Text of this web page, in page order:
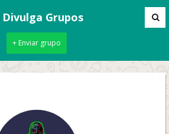
Grupos
+ Enviar grupo